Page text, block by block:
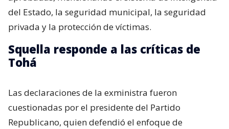
del Estado, la seguridad municipal, la seguridad
privada y la protección de víctimas.
Squella responde a las críticas de
Tohá
Las declaraciones de la exministra fueron
cuestionadas por el presidente del Partido
Republicano, quien defendió el enfoque de